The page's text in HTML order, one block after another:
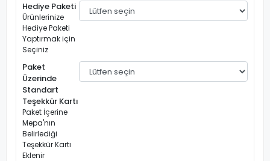
Hediye Paketi
Ürünlerinize
Hediye Paketi
Yaptırmak için
Seçiniz
Paket
Üzerinde
Standart
Teşekkür Kartı
Paket İçerine
Mepa'nın
Belirlediği
Teşekkür Kartı
Eklenir